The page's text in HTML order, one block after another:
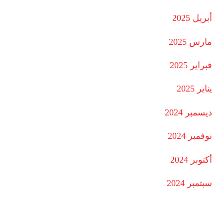
أبريل 2025
مارس 2025
فبراير 2025
يناير 2025
ديسمبر 2024
نوفمبر 2024
أكتوبر 2024
سبتمبر 2024